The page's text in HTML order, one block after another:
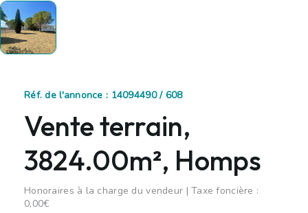
Réf. de l'annonce : 14094490 / 608
Vente terrain,
3824.00m², Homps
Honoraires à la charge du vendeur | Taxe foncière :
0,00€